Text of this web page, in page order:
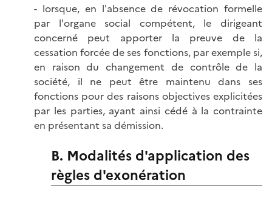
- lorsque, en l'absence de révocation formelle
par l'organe social compétent, le dirigeant
concerné peut apporter la preuve de la
cessation forcée de ses fonctions, par exemple si,
en raison du changement de contrôle de la
société, il ne peut être maintenu dans ses
fonctions pour des raisons objectives explicitées
par les parties, ayant ainsi cédé à la contrainte
en présentant sa démission.
B. Modalités d'application des
règles d'exonération